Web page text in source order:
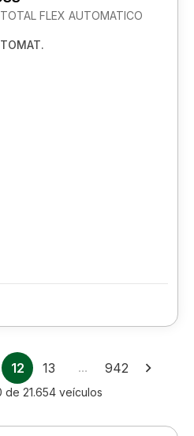
FLEX AUTOMATICO
12 13 … 942
de 21.654 veículos